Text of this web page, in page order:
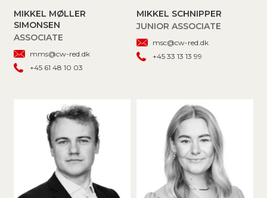
MIKKEL MØLLER
SIMONSEN
ASSOCIATE
mms@cw-red.dk
+45 61 48 10 03
MIKKEL SCHNIPPER
JUNIOR ASSOCIATE
msc@cw-red.dk
+45 33 13 13 99